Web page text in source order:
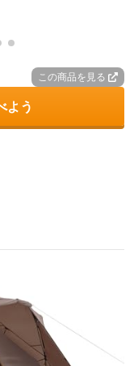
この商品を見る
よう